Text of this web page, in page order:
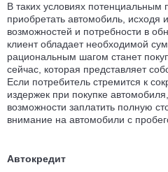
В таких условиях потенциальным
приобретать автомобиль, исходя
возможностей и потребности в
клиент обладает необходимой
рациональным шагом станет
сейчас, которая представляет
Если потребитель стремится к
издержек при покупке
возможности заплатить полную
внимание на автомобили с
Автокредит